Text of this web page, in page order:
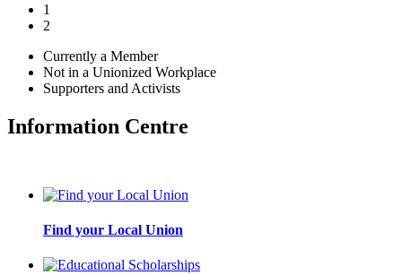
1
2
Currently a Member
Not in a Unionized Workplace
Supporters and Activists
Information Centre
Find your Local Union